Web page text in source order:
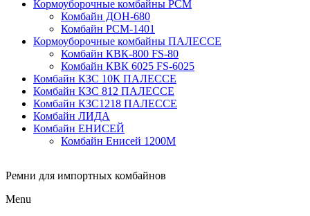
Кормоуборочные комбайны РСМ
Комбайн ДОН-680
Комбайн РСМ-1401
Кормоуборочные комбайны ПАЛЕССЕ
Комбайн КВК-800 FS-80
Комбайн КВК 6025 FS-6025
Комбайн КЗС 10К ПАЛЕССЕ
Комбайн КЗС 812 ПАЛЕССЕ
Комбайн КЗС1218 ПАЛЕССЕ
Комбайн ЛИДА
Комбайн ЕНИСЕЙ
Комбайн Енисей 1200М
Ремни для импортных комбайнов
Menu